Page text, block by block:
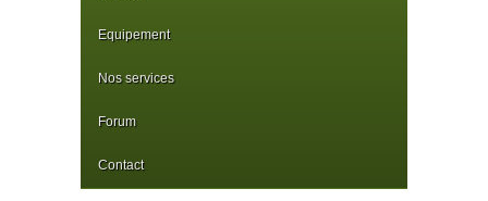
Equipement
Nos services
Forum
Contact